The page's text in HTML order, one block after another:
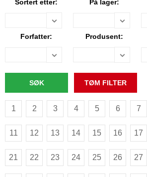
Sortert etter: På lager:
Forfatter: Produsent:
1 2 3 4 5 6 7
11 12 13 14 15 16 17
21 22 23 24 25 26 27